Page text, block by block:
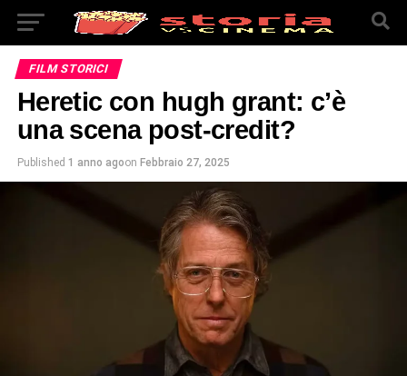
FILM STORICI
Heretic con hugh grant: c’è
una scena post-credit?
Published 1 anno agoon Febbraio 27, 2025